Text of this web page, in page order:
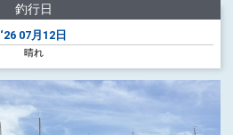
釣行日
‘26 07月12日
晴れ